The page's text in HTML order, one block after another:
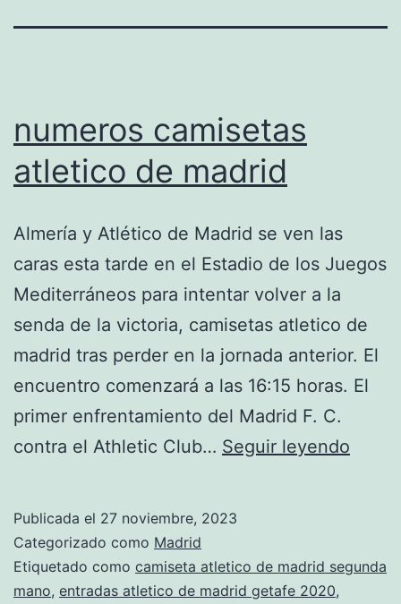
numeros camisetas
atletico de madrid
Almería y Atlético de Madrid se ven las
caras esta tarde en el Estadio de los Juegos
Mediterráneos para intentar volver a la
senda de la victoria, camisetas atletico de
madrid tras perder en la jornada anterior. El
encuentro comenzará a las 16:15 horas. El
primer enfrentamiento del Madrid F. C.
contra el Athletic Club… Seguir leyendo
Publicada el 27 noviembre, 2023
Categorizado como Madrid
Etiquetado como camiseta atletico de madrid segunda
mano, entradas atletico de madrid getafe 2020,